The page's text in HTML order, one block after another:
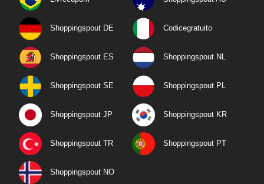
Shoppingspout DE Codicegratuito
Shoppingspout ES Shoppingspout NL
Shoppingspout SE Shoppingspout PL
Shoppingspout JP Shoppingspout KR
Shoppingspout TR Shoppingspout PT
Shoppingspout NO